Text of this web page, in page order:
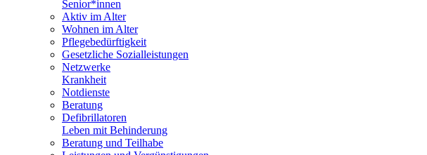
Senior*innen
Aktiv im Alter
Wohnen im Alter
Pflegebedürftigkeit
Gesetzliche Sozialleistungen
Netzwerke
Krankheit
Notdienste
Beratung
Defibrillatoren
Leben mit Behinderung
Beratung und Teilhabe